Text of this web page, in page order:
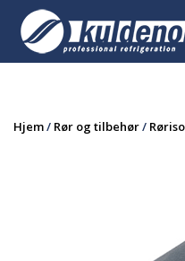
content
Hjem/ Rør og tilbehør/